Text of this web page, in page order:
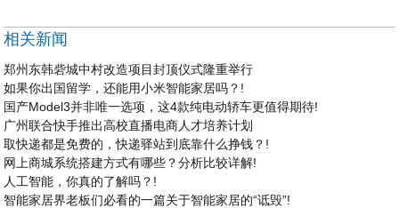
相关新闻
郑州东韩砦城中村改造项目封顶仪式隆重举行
如果你出国留学，还能用小米智能家居吗？!
国产Model3并非唯一选项，这4款纯电动轿车更值得期待!
广州联合快手推出高校直播电商人才培养计划
取快递都是免费的，快递驿站到底靠什么挣钱？!
网上商城系统搭建方式有哪些？分析比较详解!
人工智能，你真的了解吗？!
智能家居界老板们必看的一篇关于智能家居的“诋毁”!